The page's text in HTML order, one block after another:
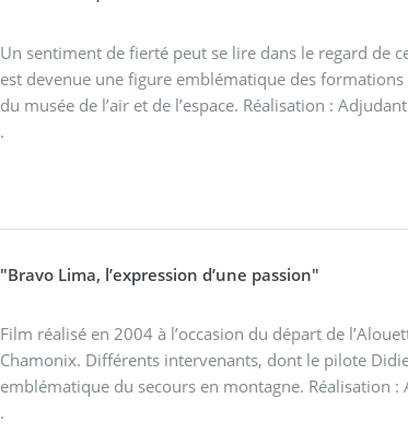
Un sentiment de fierté peut se lire dans le regard de
est devenue une figure emblématique des
du musée de l’air et de l’espace. Réalisation :
.
"Bravo Lima, l’expression d’une passion"
Film réalisé en 2004 à l’occasion du départ de
Chamonix. Différents intervenants, dont le pilote
emblématique du secours en montagne. Réalisation
.